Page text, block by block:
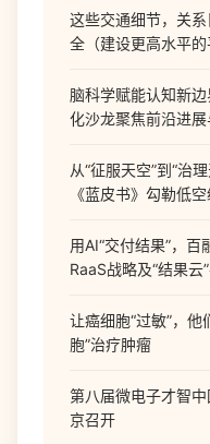
这些交通细节，关
全（建设更高水平的
脑科学赋能认知新
化沙龙聚焦前沿进
从“征服天空”到“治理
《蓝皮书》勾勒低
用AI“交付结果”，百
RaaS战略及“结果云
让癌细胞“过敏”，他
胞”治疗肿瘤
第八届微电子才智
京召开